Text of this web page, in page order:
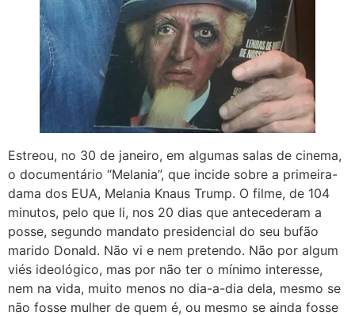
Estreou, no 30 de janeiro, em algumas salas de cinema,
o documentário “Melania”, que incide sobre a primeira-
dama dos EUA, Melania Knaus Trump. O filme, de 104
minutos, pelo que li, nos 20 dias que antecederam a
posse, segundo mandato presidencial do seu bufão
marido Donald. Não vi e nem pretendo. Não por algum
viés ideológico, mas por não ter o mínimo interesse,
nem na vida, muito menos no dia-a-dia dela, mesmo se
não fosse mulher de quem é, ou mesmo se ainda fosse